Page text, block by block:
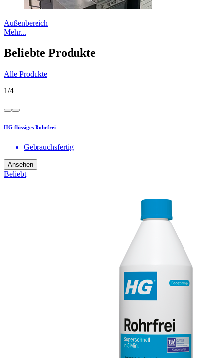
Außenbereich
Mehr...
Beliebte Produkte
Alle Produkte
1/4
HG flüssiges Rohrfrei
Gebrauchsfertig
Ansehen
Beliebt